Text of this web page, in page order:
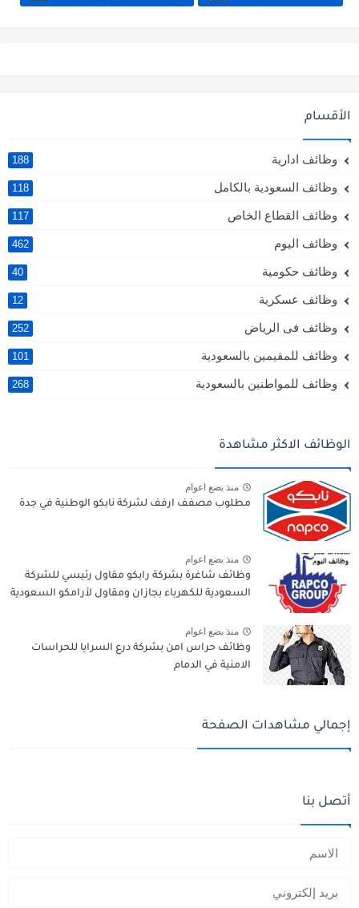
الأقسام
وظائف ادارية 188
وظائف السعودية بالكامل 118
وظائف القطاع الخاص 117
وظائف اليوم 462
وظائف حكومية 40
وظائف عسكرية 12
وظائف فى الرياض 252
وظائف للمقيمين بالسعودية 101
وظائف للمواطنين بالسعودية 268
الوظائف الاكثر مشاهدة
منذ بضع اعوام
مطلوب مصفف ارفف لشركة نابكو الوطنية في جدة
منذ بضع اعوام
وظائف شاغرة بشركة رابكو مقاول رئيسي للشركة
السعودية للكهرباء بجازان ومقاول لأرامكو السعودية
منذ بضع اعوام
وظائف حراس امن بشركة درع السرايا للحراسات
الامنية في الدمام
إجمالي مشاهدات الصفحة
أتصل بنا